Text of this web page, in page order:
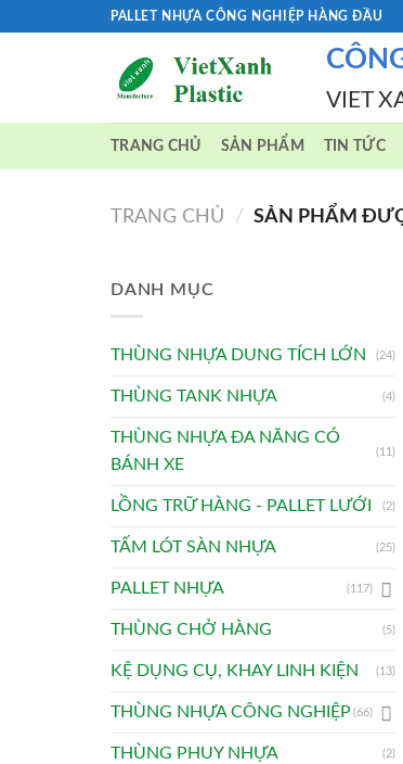
PALLET NHỰA CÔNG NGHIỆP HÀNG ĐẦU
VIET
TRANG CHỦ SẢN PHẨM TIN TỨC
TRANG CHỦ / SẢN PHẨM
DANH MỤC
THÙNG NHỰA DUNG TÍCH LỚN (24)
THÙNG TANK NHỰA (4)
THÙNG NHỰA ĐA NĂNG CÓ
BÁNH XE
(11)
LỒNG TRỮ HÀNG - PALLET LƯỚI (2)
TẤM LÓT SÀN NHỰA (25)
PALLET NHỰA (117)
THÙNG CHỞ HÀNG (5)
KỆ DỤNG CỤ, KHAY LINH KIỆN (13)
THÙNG NHỰA CÔNG NGHIỆP(66)
THÙNG PHUY NHỰA (2)